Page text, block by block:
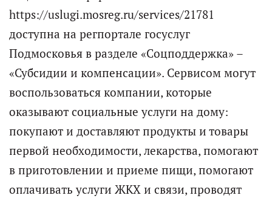
https://uslugi.mosreg.ru/services/21781
доступна на регпортале госуслуг
Подмосковья в разделе «Соцподдержка» –
«Субсидии и компенсации». Сервисом могут
воспользоваться компании, которые
оказывают социальные услуги на дому:
покупают и доставляют продукты и товары
первой необходимости, лекарства, помогают
в приготовлении и приеме пищи, помогают
оплачивать услуги ЖКХ и связи, проводят